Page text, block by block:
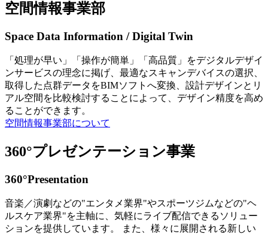
空間情報事業部
Space Data Information / Digital Twin
「処理が早い」「操作が簡単」「高品質」をデジタルデザイ
ンサービスの理念に掲げ、最適なスキャンデバイスの選択、
取得した点群データをBIMソフトへ変換、設計デザインとリ
アル空間を比較検討することによって、デザイン精度を高め
ることができます。
空間情報事業部について
360°プレゼンテーション事業
360°Presentation
音楽／演劇などの"エンタメ業界"やスポーツジムなどの"ヘ
ルスケア業界"を主軸に、気軽にライブ配信できるソリュー
ションを提供しています。 また、様々に展開される新しい